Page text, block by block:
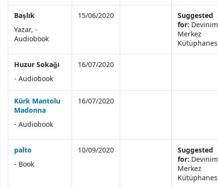
Başlık
Yazar, -
Audiobook
15/06/2020
Suggested
for: Devinim
Merkez
Huzur Sokağı
- Audiobook
16/07/2020
Kürk Mantolu
Madonna
- Audiobook
16/07/2020
palto
- Book
10/09/2020
Suggested
for: Devinim
Merkez